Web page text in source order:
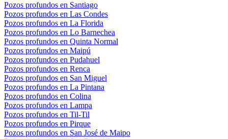
Pozos profundos en Santiago
Pozos profundos en Las Condes
Pozos profundos en La Florida
Pozos profundos en Lo Barnechea
Pozos profundos en Quinta Normal
Pozos profundos en Maipú
Pozos profundos en Pudahuel
Pozos profundos en Renca
Pozos profundos en San Miguel
Pozos profundos en La Pintana
Pozos profundos en Colina
Pozos profundos en Lampa
Pozos profundos en Til-Til
Pozos profundos en Pirque
Pozos profundos en San José de Maipo